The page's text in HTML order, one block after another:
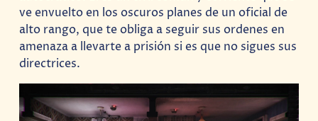
ve envuelto en los oscuros planes de un oficial de
alto rango, que te obliga a seguir sus ordenes en
amenaza a llevarte a prisión si es que no sigues sus
directrices.